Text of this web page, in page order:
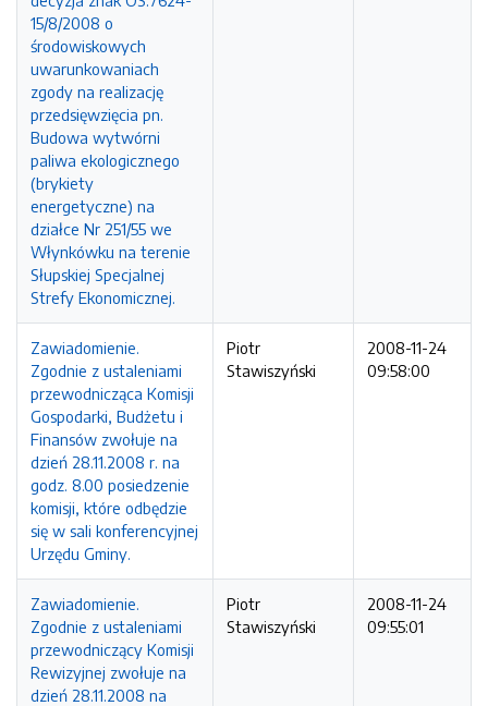
15/8/2008 o
środowiskowych
uwarunkowaniach
zgody na realizację
przedsięwzięcia pn.
Budowa wytwórni
paliwa ekologicznego
(brykiety
energetyczne) na
działce Nr 251/55 we
Włynkówku na terenie
Słupskiej Specjalnej
Strefy Ekonomicznej.
Zawiadomienie.
Zgodnie z ustaleniami
przewodnicząca Komisji
Gospodarki, Budżetu i
Finansów zwołuje na
dzień 28.11.2008 r. na
godz. 8.00 posiedzenie
komisji, które odbędzie
się w sali konferencyjnej
Urzędu Gminy.
Piotr
Stawiszyński
2008-11-24
09:58:00
Zawiadomienie.
Zgodnie z ustaleniami
przewodniczący Komisji
Rewizyjnej zwołuje na
dzień 28.11.2008 na
Piotr
Stawiszyński
2008-11-24
09:55:01